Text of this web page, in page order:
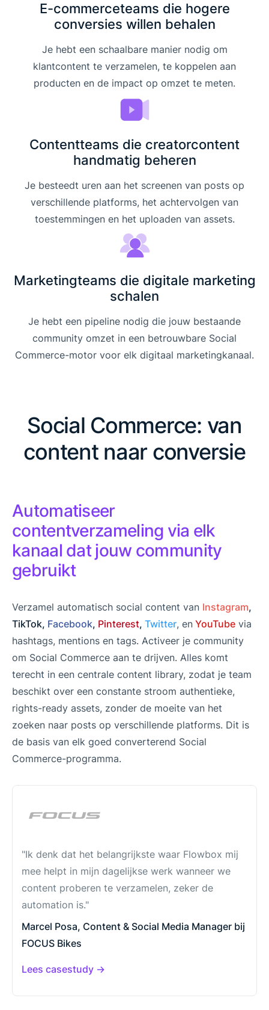
E-commerceteams die hogere
conversies willen behalen
Je hebt een schaalbare manier nodig om
klantcontent te verzamelen, te koppelen aan
producten en de impact op omzet te meten.
Contentteams die creatorcontent
handmatig beheren
Je besteedt uren aan het screenen van posts op
verschillende platforms, het achtervolgen van
toestemmingen en het uploaden van assets.
Marketingteams die digitale marketing
schalen
Je hebt een pipeline nodig die jouw bestaande
community omzet in een betrouwbare Social
Commerce-motor voor elk digitaal marketingkanaal.
Social Commerce: van
content naar conversie
Automatiseer
contentverzameling via elk
kanaal dat jouw community
gebruikt
Verzamel automatisch social content van Instagram,
TikTok, Facebook, Pinterest, Twitter, en YouTube via
hashtags, mentions en tags. Activeer je community
om Social Commerce aan te drijven. Alles komt
terecht in een centrale content library, zodat je team
beschikt over een constante stroom authentieke,
rights-ready assets, zonder de moeite van het
zoeken naar posts op verschillende platforms. Dit is
de basis van elk goed converterend Social
Commerce-programma.
"Ik denk dat het belangrijkste waar Flowbox mij
mee helpt in mijn dagelijkse werk wanneer we
content proberen te verzamelen, zeker de
automation is."
Marcel Posa, Content & Social Media Manager bij
FOCUS Bikes
Lees casestudy